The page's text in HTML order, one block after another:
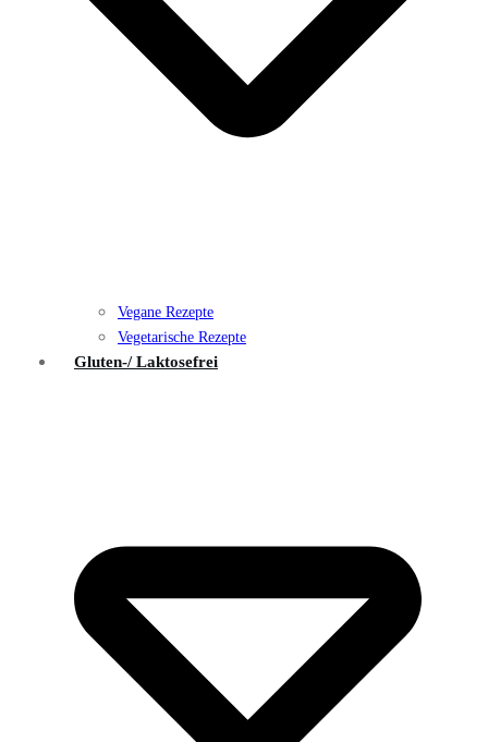
Vegane Rezepte
Vegetarische Rezepte
Gluten-/ Laktosefrei